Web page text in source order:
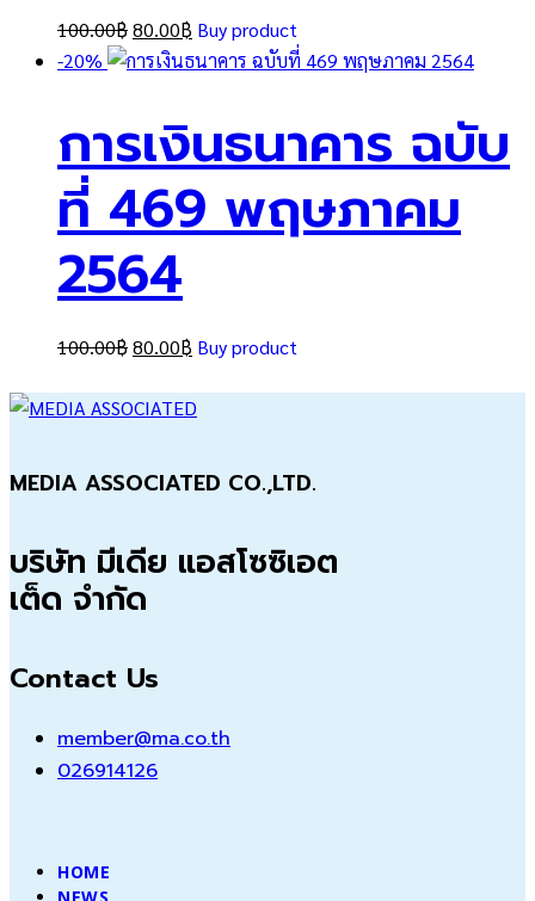
100.00฿Original
price
100.00฿.
80.00฿ Current
price
Buy product
-20%
การเงินธนาคาร ฉบับ
ที่ 469 พฤษภาคม
2564
100.00฿Original
was:
80.00฿ Current
is:
Buy product
MEDIA ASSOCIATED CO.,LTD.
บริษัท มีเดีย แอสโซซิเอต
เต็ด จำกัด
Contact Us
member@ma.co.th
026914126
HOME